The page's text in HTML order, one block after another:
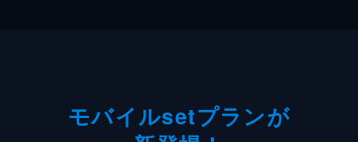
モバイルsetプランが